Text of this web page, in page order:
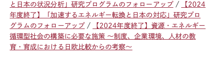
と日本の状況分析」研究プログラムのフォローアップ
【2024
年度終了】「加速するエネルギー転換と日本の対応」研究プロ
グラムのフォローアップ
【2024年度終了】資源・エネルギー
循環型社会の構築に必要な施策 ～制度、企業環境、人材の教
育・育成における日欧比較からの考察～